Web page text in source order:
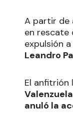
A partir de
en rescate
expulsión
Leandro
El anfitrión
Valenzuela
anuló la